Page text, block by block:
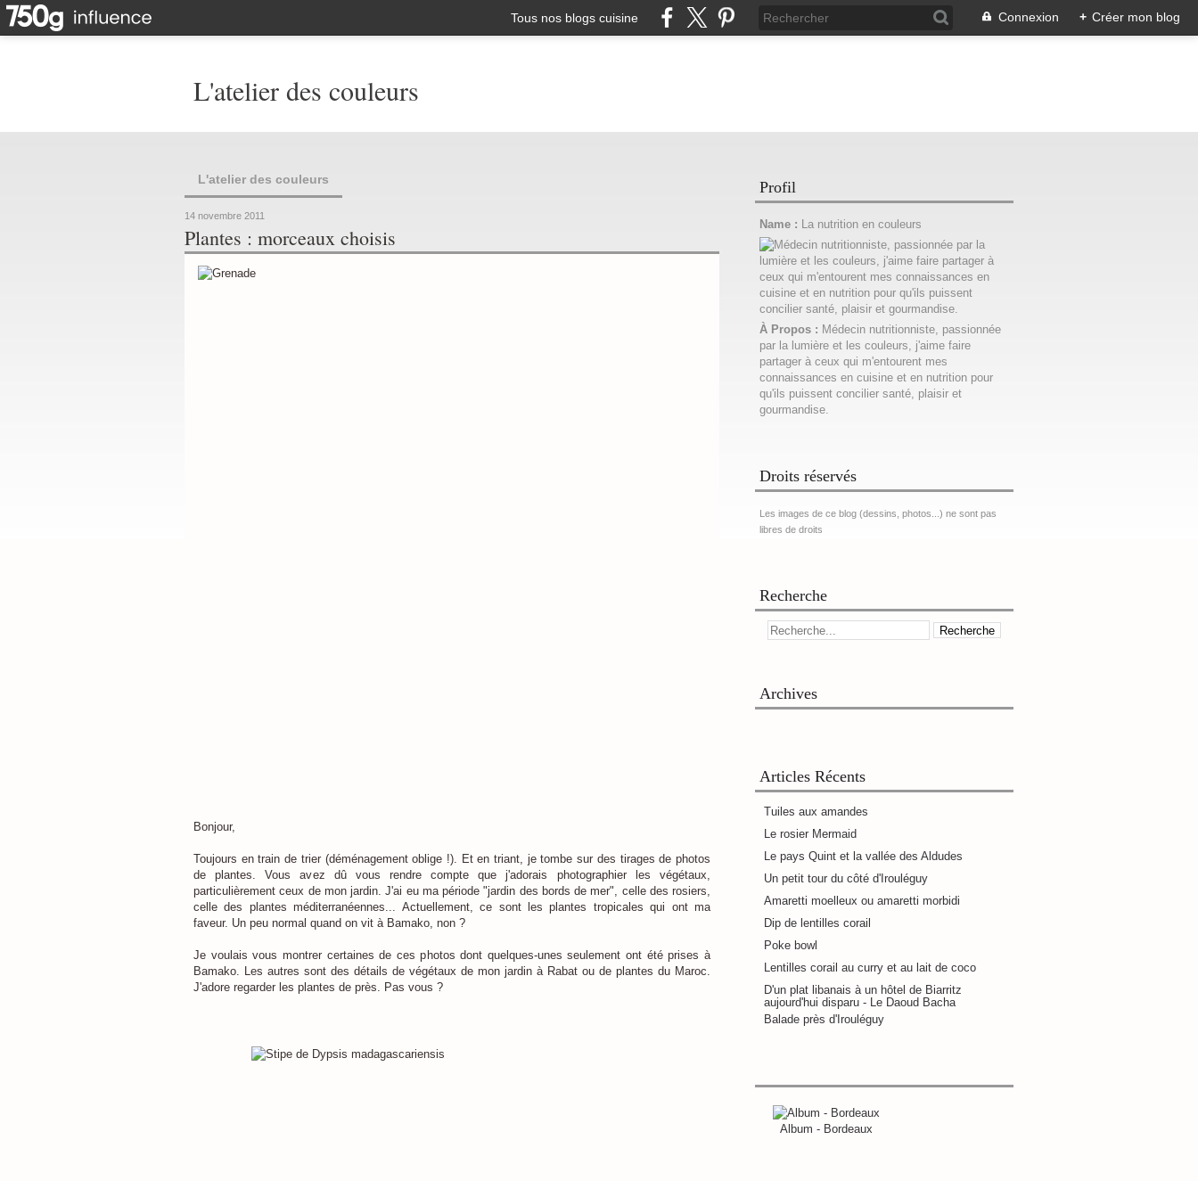
Tous nos blogs cuisine Connexion + Créer mon blog
L'atelier des couleurs
L'atelier des couleurs
14 novembre 2011
Plantes : morceaux choisis
Bonjour,
Toujours en train de trier (déménagement oblige !). Et en triant, je tombe sur des tirages de photos
de plantes. Vous avez dû vous rendre compte que j'adorais photographier les végétaux,
particulièrement ceux de mon jardin. J'ai eu ma période "jardin des bords de mer", celle des rosiers,
celle des plantes méditerranéennes... Actuellement, ce sont les plantes tropicales qui ont ma
faveur. Un peu normal quand on vit à Bamako, non ?
Je voulais vous montrer certaines de ces photos dont quelques-unes seulement ont été prises à
Bamako. Les autres sont des détails de végétaux de mon jardin à Rabat ou de plantes du Maroc.
J'adore regarder les plantes de près. Pas vous ?
Profil
Name : La nutrition en couleurs
À Propos : Médecin nutritionniste, passionnée
par la lumière et les couleurs, j'aime faire
partager à ceux qui m'entourent mes
connaissances en cuisine et en nutrition pour
qu'ils puissent concilier santé, plaisir et
gourmandise.
Droits réservés
Les images de ce blog (dessins, photos...) ne sont pas
libres de droits
Recherche
Archives
Articles Récents
Tuiles aux amandes
Le rosier Mermaid
Le pays Quint et la vallée des Aldudes
Un petit tour du côté d'Irouléguy
Amaretti moelleux ou amaretti morbidi
Dip de lentilles corail
Poke bowl
Lentilles corail au curry et au lait de coco
D'un plat libanais à un hôtel de Biarritz
aujourd'hui disparu - Le Daoud Bacha
Balade près d'Irouléguy
Album - Bordeaux